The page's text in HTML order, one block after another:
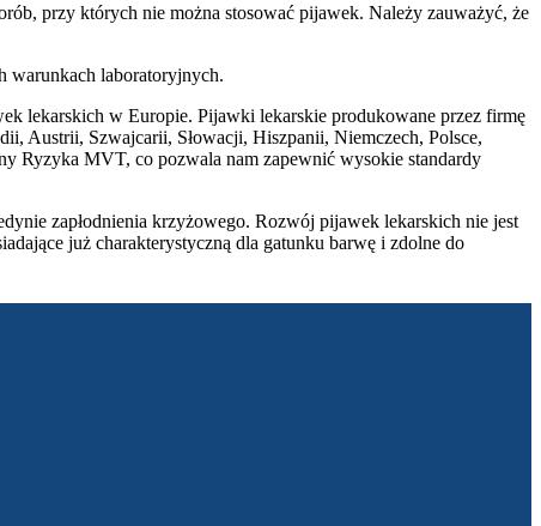
przy których nie można stosować pijawek. Należy zauważyć, że
warunkach laboratoryjnych.
lekarskich w Europie. Pijawki lekarskie produkowane przez firmę
Austrii, Szwajcarii, Słowacji, Hiszpanii, Niemczech, Polsce,
Ryzyka MVT, co pozwala nam zapewnić wysokie standardy
zapłodnienia krzyżowego. Rozwój pijawek lekarskich nie jest
już charakterystyczną dla gatunku barwę i zdolne do